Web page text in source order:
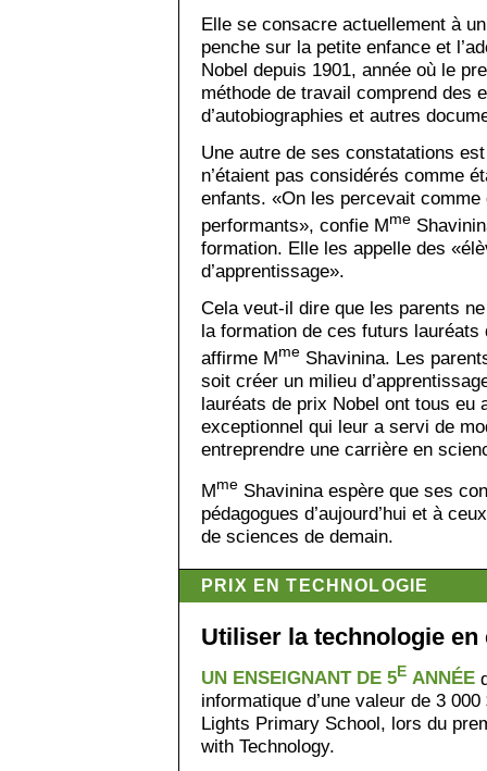
Elle se consacre actuellement à
penche sur la petite enfance et
Nobel depuis 1901, année où le
méthode de travail comprend des
d’autobiographies et autres
Une autre de ses constatations
n’étaient pas considérés comme
enfants. «On les percevait
performants», confie Mme
formation. Elle les appelle des
d’apprentissage».
Cela veut-il dire que les parents
la formation de ces futurs
affirme Mme Shavinina. Les
soit créer un milieu
lauréats de prix Nobel ont tous eu
exceptionnel qui leur a servi de
entreprendre une carrière en
Mme Shavinina espère que ses
pédagogues d’aujourd’hui et à
de sciences de demain.
PRIX EN TECHNOLOGIE
Utiliser la technologie en
UN ENSEIGNANT DE 5E ANNÉE
informatique d’une valeur de 3
Lights Primary School, lors du
with Technology.